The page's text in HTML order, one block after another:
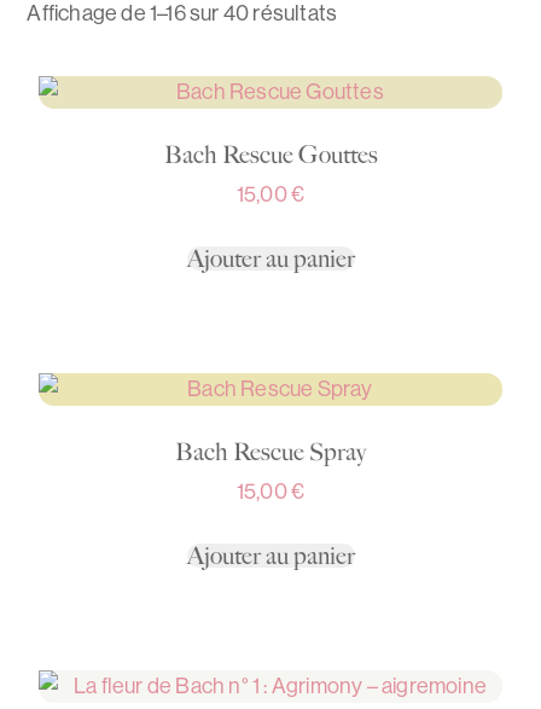
Affichage de 1–16 sur 40 résultats
Bach Rescue Gouttes
15,00€
Ajouter au panier
Bach Rescue Spray
15,00€
Ajouter au panier